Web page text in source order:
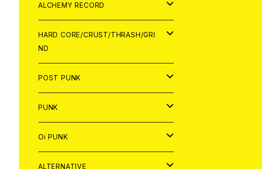
PATCH
アナログ
DIGITAL CONTENTS
ALCHEMY RECORD
CD
ANALOG
HARD CORE/CRUST/THRASH/GRI
ND
JAPAN
CD
ANALOG
WORLD
CD
ANALOG
POST PUNK
CD
JAPAN
WORLD
ANALOG
JAPAN
PUNK
JAPAN
CD
WORLD
Oi PUNK
JAPAN
ALTERNATIVE